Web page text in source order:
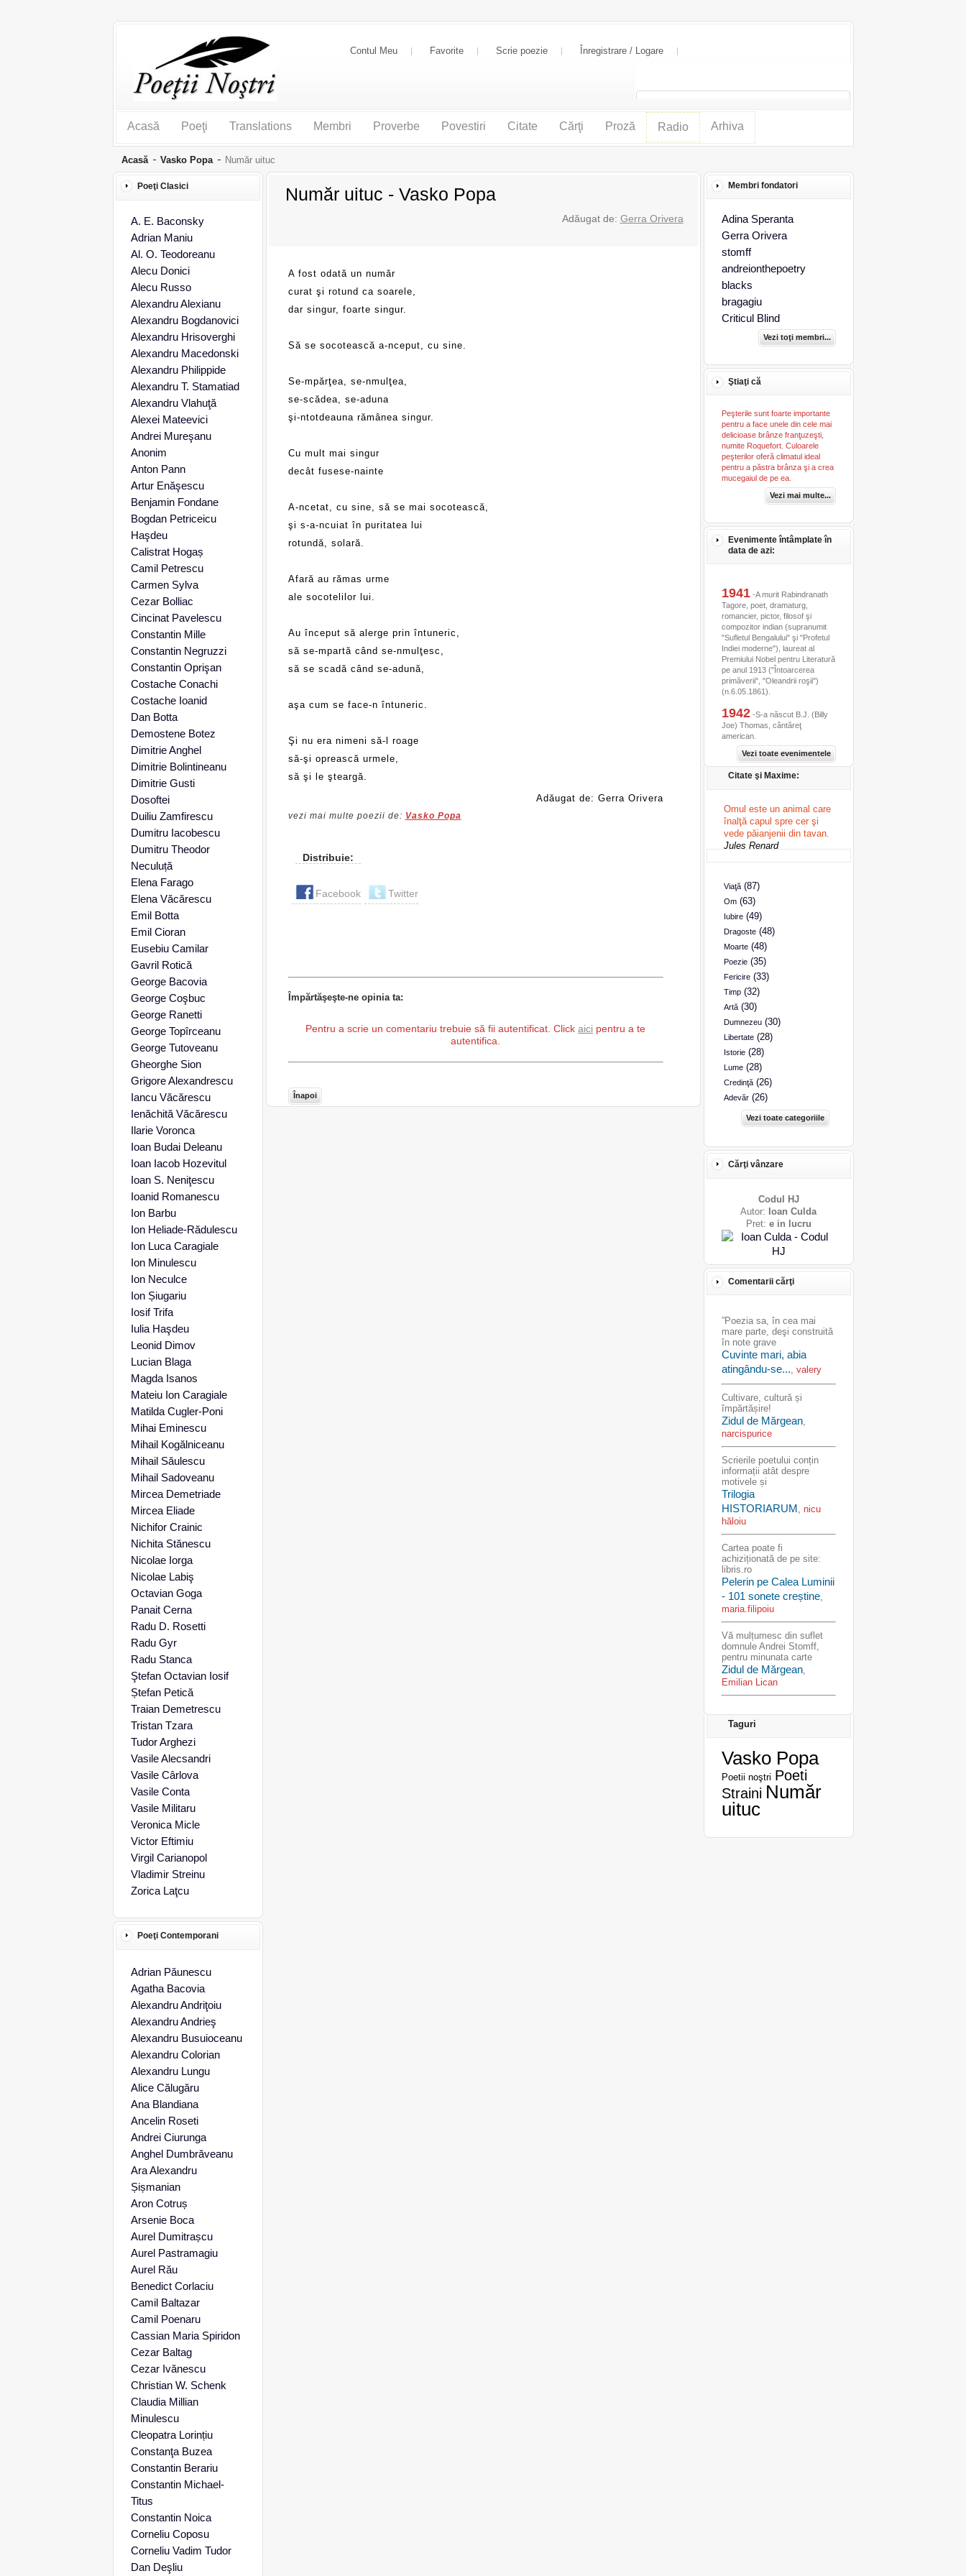
Contul Meu Favorite Scrie poezie Înregistrare / Logare
Acasă Poeţi Translations Membri Proverbe Povestiri Citate Cărţi Proză Radio Arhiva
Acasă Vasko Popa Număr uituc
Număr uituc - Vasko Popa
Adăugat de: Gerra Orivera
A fost odată un număr
curat şi rotund ca soarele,
dar singur, foarte singur.
Să se socotească a-nceput, cu sine.
Se-mpărţea, se-nmulţea,
se-scădea, se-aduna
şi-ntotdeauna rămânea singur.
Cu mult mai singur
decât fusese-nainte
A-ncetat, cu sine, să se mai socotească,
şi s-a-ncuiat în puritatea lui
rotundă, solară.
Afară au rămas urme
ale socotelilor lui.
Au început să alerge prin întuneric,
să se-mpartă când se-nmulţesc,
să se scadă când se-adună,
aşa cum se face-n întuneric.
Şi nu era nimeni să-l roage
să-şi oprească urmele,
să şi le şteargă.
Adăugat de: Gerra Orivera
vezi mai multe poezii de: Vasko Popa
Distribuie:
Facebook Twitter
Împărtăşeşte-ne opinia ta:
Pentru a scrie un comentariu trebuie să fii autentificat. Click aici pentru a te
autentifica.
Înapoi
Poeţi Clasici
A. E. Baconsky
Adrian Maniu
Al. O. Teodoreanu
Alecu Donici
Alecu Russo
Alexandru Alexianu
Alexandru Bogdanovici
Alexandru Hrisoverghi
Alexandru Macedonski
Alexandru Philippide
Alexandru T. Stamatiad
Alexandru Vlahuţă
Alexei Mateevici
Andrei Mureşanu
Anonim
Anton Pann
Artur Enăşescu
Benjamin Fondane
Bogdan Petriceicu
Haşdeu
Calistrat Hogaș
Camil Petrescu
Carmen Sylva
Cezar Bolliac
Cincinat Pavelescu
Constantin Mille
Constantin Negruzzi
Constantin Oprişan
Costache Conachi
Costache Ioanid
Dan Botta
Demostene Botez
Dimitrie Anghel
Dimitrie Bolintineanu
Dimitrie Gusti
Dosoftei
Duiliu Zamfirescu
Dumitru Iacobescu
Dumitru Theodor
Neculuță
Elena Farago
Elena Văcărescu
Emil Botta
Emil Cioran
Eusebiu Camilar
Gavril Rotică
George Bacovia
George Coşbuc
George Ranetti
George Topîrceanu
George Tutoveanu
Gheorghe Sion
Grigore Alexandrescu
Iancu Văcărescu
Ienăchită Văcărescu
Ilarie Voronca
Ioan Budai Deleanu
Ioan Iacob Hozevitul
Ioan S. Neniţescu
Ioanid Romanescu
Ion Barbu
Ion Heliade-Rădulescu
Ion Luca Caragiale
Ion Minulescu
Ion Neculce
Ion Șiugariu
Iosif Trifa
Iulia Haşdeu
Leonid Dimov
Lucian Blaga
Magda Isanos
Mateiu Ion Caragiale
Matilda Cugler-Poni
Mihai Eminescu
Mihail Kogălniceanu
Mihail Săulescu
Mihail Sadoveanu
Mircea Demetriade
Mircea Eliade
Nichifor Crainic
Nichita Stănescu
Nicolae Iorga
Nicolae Labiş
Octavian Goga
Panait Cerna
Radu D. Rosetti
Radu Gyr
Radu Stanca
Ştefan Octavian Iosif
Ștefan Petică
Traian Demetrescu
Tristan Tzara
Tudor Arghezi
Vasile Alecsandri
Vasile Cârlova
Vasile Conta
Vasile Militaru
Veronica Micle
Victor Eftimiu
Virgil Carianopol
Vladimir Streinu
Zorica Laţcu
Poeţi Contemporani
Adrian Păunescu
Agatha Bacovia
Alexandru Andriţoiu
Alexandru Andrieş
Alexandru Busuioceanu
Alexandru Colorian
Alexandru Lungu
Alice Călugăru
Ana Blandiana
Ancelin Roseti
Andrei Ciurunga
Anghel Dumbrăveanu
Ara Alexandru
Șișmanian
Aron Cotruș
Arsenie Boca
Aurel Dumitrașcu
Aurel Pastramagiu
Aurel Rău
Benedict Corlaciu
Camil Baltazar
Camil Poenaru
Cassian Maria Spiridon
Cezar Baltag
Cezar Ivănescu
Christian W. Schenk
Claudia Millian
Minulescu
Cleopatra Lorințiu
Constanţa Buzea
Constantin Berariu
Constantin Michael-
Titus
Constantin Noica
Corneliu Coposu
Corneliu Vadim Tudor
Dan Deşliu
Membri fondatori
Adina Speranta
Gerra Orivera
stomff
andreionthepoetry
blacks
bragagiu
Criticul Blind
Vezi toţi membri...
Ştiaţi că
Peşterile sunt foarte importante
pentru a face unele din cele mai
delicioase brânze franţuzeşti,
numite Roquefort. Culoarele
peşterilor oferă climatul ideal
pentru a păstra brânza şi a crea
mucegaiul de pe ea.
Vezi mai multe...
Evenimente întâmplate în
data de azi:
1941-A murit Rabindranath
Tagore, poet, dramaturg,
romancier, pictor, filosof şi
compozitor indian (supranumit
"Sufletul Bengalului" şi "Profetul
Indiei moderne"), laureat al
Premiului Nobel pentru Literatură
pe anul 1913 ("Întoarcerea
primăverii", "Oleandrii roşii")
(n.6.05.1861).
1942-S-a născut B.J. (Billy
Joe) Thomas, cântăreţ
american.
Vezi toate evenimentele
Citate şi Maxime:
Omul este un animal care
înalţă capul spre cer şi
vede păianjenii din tavan.
Jules Renard
Viaţă(87)
Om(63)
Iubire(49)
Dragoste(48)
Moarte(48)
Poezie(35)
Fericire(33)
Timp(32)
Artă(30)
Dumnezeu(30)
Libertate(28)
Istorie(28)
Lume(28)
Credinţă(26)
Adevăr(26)
Vezi toate categoriile
Cărţi vânzare
Codul HJ
Autor: Ioan Culda
Pret: e in lucru
Comentarii cărţi
”Poezia sa, în cea mai
mare parte, deşi construită
în note grave
Cuvinte mari, abia
atingându-se..., valery
Cultivare, cultură și
împărtășire!
Zidul de Mărgean,
narcispurice
Scrierile poetului conțin
informații atât despre
motivele și
Trilogia
HISTORIARUM, nicu
hăloiu
Cartea poate fi
achiziționată de pe site:
libris.ro
Pelerin pe Calea Luminii
- 101 sonete creștine,
maria.filipoiu
Vă mulțumesc din suflet
domnule Andrei Stomff,
pentru minunata carte
Zidul de Mărgean,
Emilian Lican
Taguri
Vasko Popa
Poetii noştri Poeti
Straini Număr
uituc